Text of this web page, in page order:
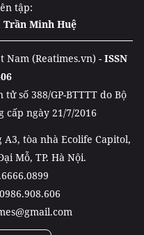
tập:
Trần Minh Huệ
Nam (Reatimes.vn) - ISSN
số 388/GP-BTTTT do Bộ
ngày 21/7/2016
A3, tòa nhà Ecolife Capitol,
Mỗ, TP. Hà Nội.
0986.908.606